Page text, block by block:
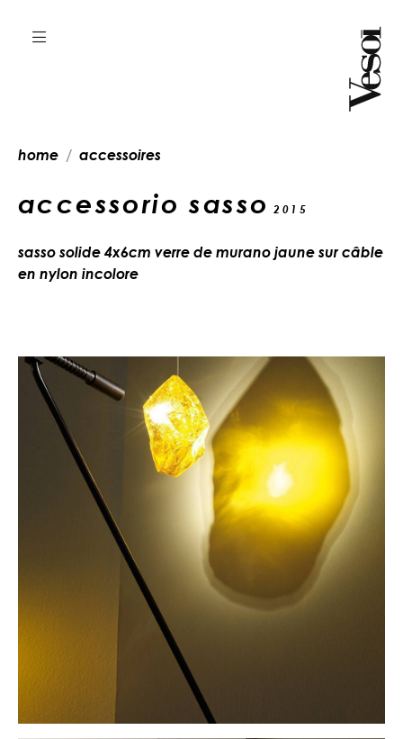
home accessoires
accessorio sasso 2015
sasso solide 4x6cm verre de murano jaune sur câble
en nylon incolore